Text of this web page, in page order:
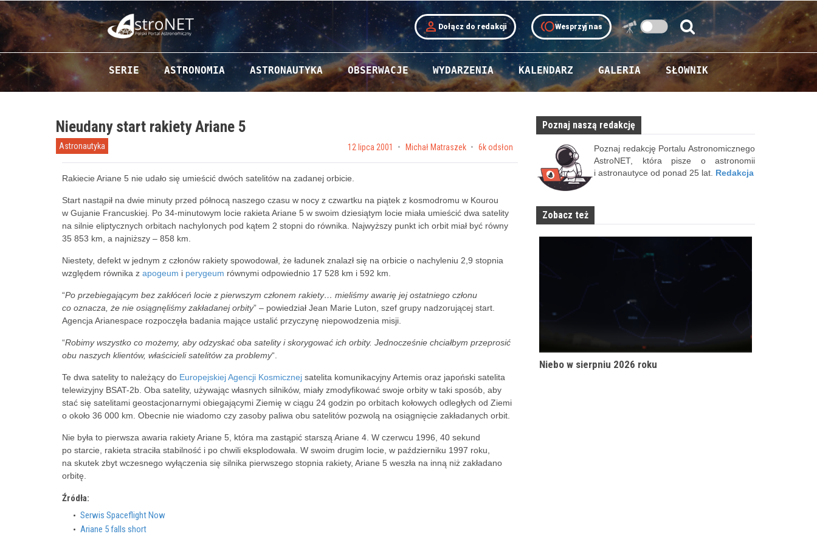
person Dołącz do redakcji tollWesprzyj nas
Szukaj:
Szukaj
Przejdź do zawartości
SERIE ASTRONOMIA ASTRONAUTYKA OBSERWACJE WYDARZENIA KALENDARZ GALERIA SŁOWNIK
Nieudany start rakiety Ariane 5
Astronautyka Posted on
12 lipca 2001 by Michał Matraszek 6k odsłon
Rakiecie Ariane 5 nie udało się umieścić dwóch satelitów na zadanej orbicie.
Start nastąpił na dwie minuty przed północą naszego czasu w nocy z czwartku na piątek z kosmodromu w Kourou
w Gujanie Francuskiej. Po 34-minutowym locie rakieta Ariane 5 w swoim dziesiątym locie miała umieścić dwa satelity
na silnie eliptycznych orbitach nachylonych pod kątem 2 stopni do równika. Najwyższy punkt ich orbit miał być równy
35 853 km, a najniższy – 858 km.
Niestety, defekt w jednym z członów rakiety spowodował, że ładunek znalazł się na orbicie o nachyleniu 2,9 stopnia
względem równika z apogeum i perygeum równymi odpowiednio 17 528 km i 592 km.
“Po przebiegającym bez zakłóceń locie z pierwszym członem rakiety… mieliśmy awarię jej ostatniego członu
co oznacza, że nie osiągnęliśmy zakładanej orbity” – powiedział Jean Marie Luton, szef grupy nadzorującej start.
Agencja Arianespace rozpoczęła badania mające ustalić przyczynę niepowodzenia misji.
“Robimy wszystko co możemy, aby odzyskać oba satelity i skorygować ich orbity. Jednocześnie chciałbym przeprosić
obu naszych klientów, właścicieli satelitów za problemy“.
Te dwa satelity to należący do Europejskiej Agencji Kosmicznej satelita komunikacyjny Artemis oraz japoński satelita
telewizyjny BSAT-2b. Oba satelity, używając własnych silników, miały zmodyfikować swoje orbity w taki sposób, aby
stać się satelitami geostacjonarnymi obiegającymi Ziemię w ciągu 24 godzin po orbitach kołowych odległych od Ziemi
o około 36 000 km. Obecnie nie wiadomo czy zasoby paliwa obu satelitów pozwolą na osiągnięcie zakładanych orbit.
Nie była to pierwsza awaria rakiety Ariane 5, która ma zastąpić starszą Ariane 4. W czerwcu 1996, 40 sekund
po starcie, rakieta straciła stabilność i po chwili eksplodowała. W swoim drugim locie, w październiku 1997 roku,
na skutek zbyt wczesnego wyłączenia się silnika pierwszego stopnia rakiety, Ariane 5 weszła na inną niż zakładano
orbitę.
Źródła:
Serwis Spaceflight Now
Ariane 5 falls short
Poznaj naszą redakcję
Poznaj redakcję Portalu Astronomicznego
AstroNET, która pisze o astronomii
i astronautyce od ponad 25 lat. Redakcja
Zobacz też
Niebo w sierpniu 2026 roku